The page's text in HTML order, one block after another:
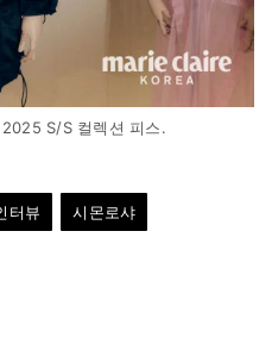
S/S 컬렉션 피스.
터뷰 시몬로샤